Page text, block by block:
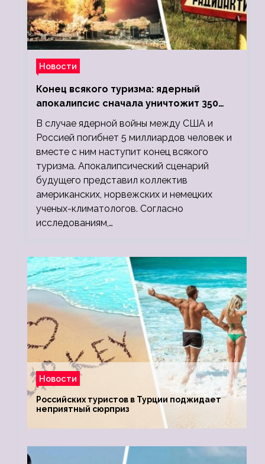
Новости
Конец всякого туризма: ядерный
апокалипсис сначала уничтожит 350
миллионов, а потом 5 миллиардов
людей
В случае ядерной войны между США и
Россией погибнет 5 миллиардов человек и
вместе с ним наступит конец всякого
туризма. Апокалипсический сценарий
будущего представил коллектив
американских, норвежских и немецких
ученых-климатологов. Согласно
исследованиям,…
Новости
Российских туристов в Турции поджидает
неприятный сюрприз